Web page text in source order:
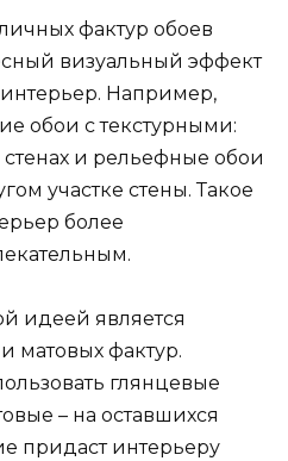
фактур обоев
визуальный эффект
Например,
обои с текстурными:
и рельефные обои
участке стены. Такое
более
идеей является
матовых фактур.
глянцевые
– на оставшихся
придаст интерьеру